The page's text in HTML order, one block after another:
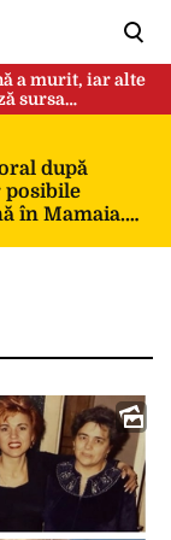
a murit, iar alte
sursa
după
posibile
în Mamaia.